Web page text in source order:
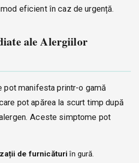
eficient în caz de urgență.
ale Alergiilor
pot manifesta printr-o gamă
pot apărea la scurt timp după
Aceste simptome pot
de furnicăturiîn gură.